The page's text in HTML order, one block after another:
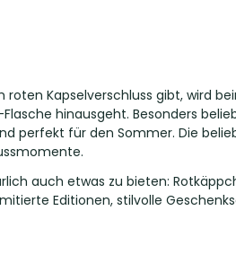
Kapselverschluss gibt, wird
hinausgeht. Besonders
perfekt für den Sommer. Die
auch etwas zu bieten:
Editionen, stilvolle